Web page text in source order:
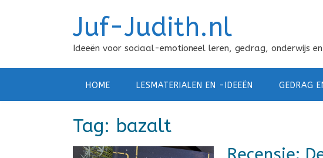
Juf-Judith.nl
Ideeën voor sociaal-emotioneel leren, gedrag, onderwijs
HOME LESMATERIALEN EN -IDEEËN GEDRAG
Tag: bazalt
Recensie: